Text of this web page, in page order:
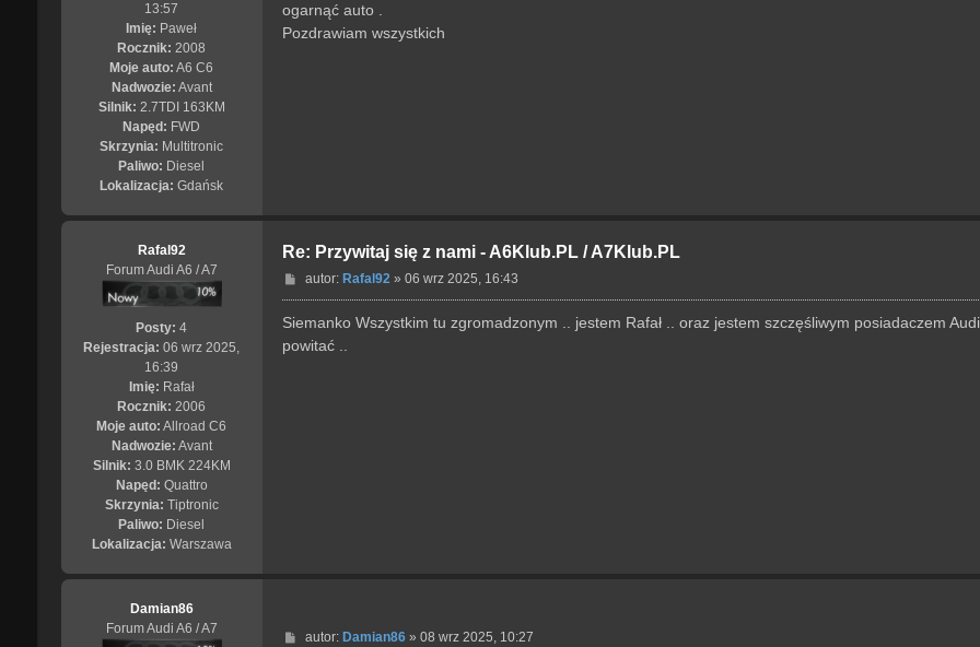
13:57
Imię: Paweł
Rocznik: 2008
Moje auto: A6 C6
Nadwozie: Avant
Silnik: 2.7TDI 163KM
Napęd: FWD
Skrzynia: Multitronic
Paliwo: Diesel
Lokalizacja: Gdańsk
ogarnąć auto .
Pozdrawiam wszystkich
Rafal92
Forum Audi A6 / A7
Posty: 4
Rejestracja: 06 wrz 2025,
16:39
Imię: Rafał
Rocznik: 2006
Moje auto: Allroad C6
Nadwozie: Avant
Silnik: 3.0 BMK 224KM
Napęd: Quattro
Skrzynia: Tiptronic
Paliwo: Diesel
Lokalizacja: Warszawa
Re: Przywitaj się z nami - A6Klub.PL / A7Klub.PL
P
o
s
autor: Rafal92» 06 wrz 2025, 16:43
Siemanko Wszystkim tu zgromadzonym .. jestem Rafał .. oraz jestem szczęśliwym posiadaczem
powitać ..
Damian86
Forum Audi A6 / A7
Pautor: Damian86» 08 wrz 2025, 10:27